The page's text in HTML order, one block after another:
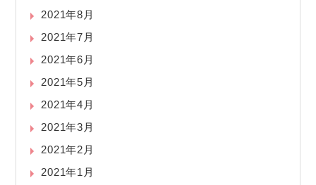
2021年8月
2021年7月
2021年6月
2021年5月
2021年4月
2021年3月
2021年2月
2021年1月